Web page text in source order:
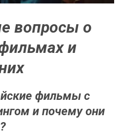
вопросы о
и
фильмы с
и почему они